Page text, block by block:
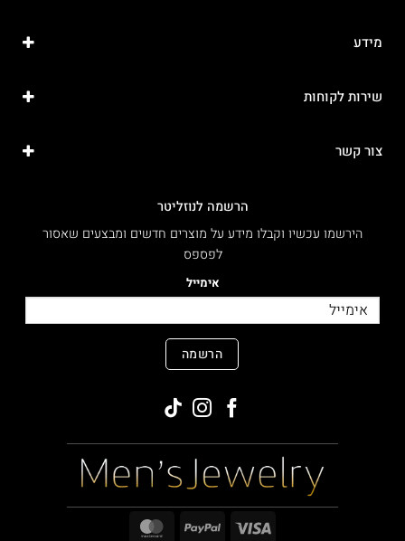
מידע
שירות לקוחות
צור קשר
הרשמה לנוזליטר
הירשמו עכשיו וקבלו מידע על מוצרים חדשים ומבצעים שאסור
לפספס
אימייל
הרשמה
Visa
PayPal